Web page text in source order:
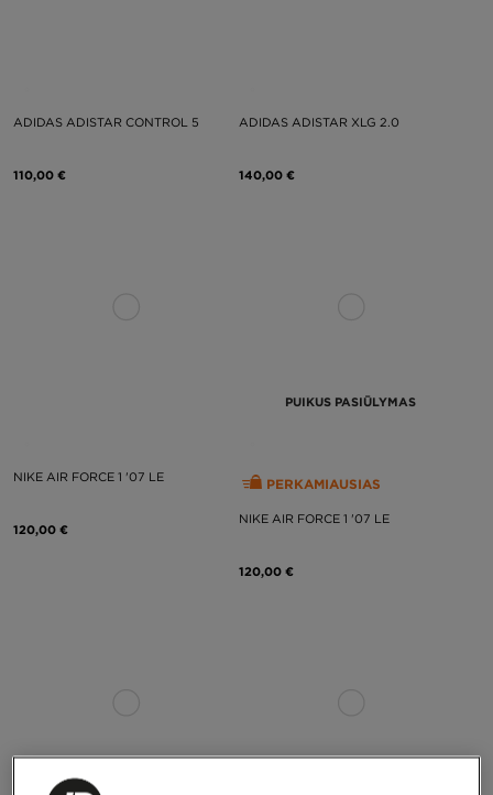
ADIDAS ADISTAR CONTROL 5
110,00 €
ADIDAS ADISTAR XLG 2.0
140,00 €
NIKE AIR FORCE 1 '07 LE
120,00 €
PUIKUS PASIŪLYMAS
PERKAMIAUSIAS
NIKE AIR FORCE 1 '07 LE
120,00 €